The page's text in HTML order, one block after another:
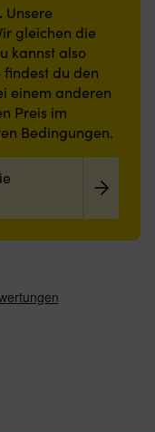
Unsere
gleichen die
kannst also
du den
einem anderen
Preis im
Bedingungen.